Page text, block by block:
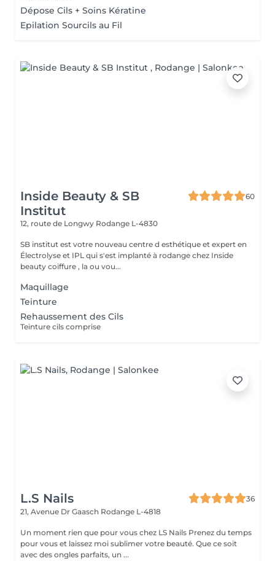
Dépose Cils + Soins Kératine
Epilation Sourcils au Fil
Inside Beauty & SB
Institut
60
12, route de Longwy Rodange L-4830
SB institut est votre nouveau centre d esthétique et expert en
Électrolyse et IPL qui s'est implanté à rodange chez Inside
beauty coiffure , la ou vou...
Maquillage
Teinture
Rehaussement des Cils
Teinture cils comprise
L.S Nails
36
21, Avenue Dr Gaasch Rodange L-4818
Un moment rien que pour vous chez LS Nails Prenez du temps
pour vous et laissez moi sublimer votre beauté. Que ce soit
avec des ongles parfaits, un ...